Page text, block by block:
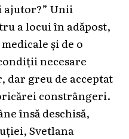
ajutor?” Unii
a locui în adăpost,
și de o
necesare
greu de acceptat
constrângeri.
însă deschisă,
Svetlana